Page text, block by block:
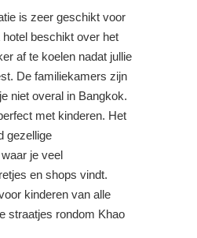
is zeer geschikt voor
beschikt over het
af te koelen nadat jullie
De familiekamers zijn
niet overal in Bangkok.
met kinderen. Het
gezellige
je veel
en shops vindt.
kinderen van alle
straatjes rondom Khao